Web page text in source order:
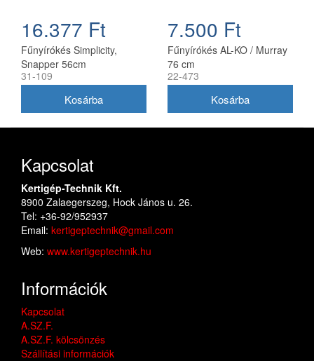
16.377 Ft
Fűnyírókés Simplicity,
Snapper 56cm
(1716695ASM)
31-109
7.500 Ft
Fűnyírókés AL-KO / Murray
76 cm
22-473
Kapcsolat
Kertigép-Technik Kft.
8900 Zalaegerszeg, Hock János u. 26.
Tel: +36-92/952937
Email: kertigeptechnik@gmail.com
Web: www.kertigeptechnik.hu
Információk
Kapcsolat
A.SZ.F.
A.SZ.F. kölcsönzés
Szállítási információk